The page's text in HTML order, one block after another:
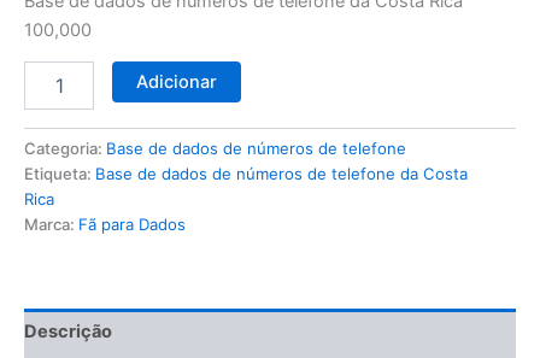
100,000
Adicionar
Categoria: Base de dados de números de telefone
Etiqueta: Base de dados de números de telefone da Costa
Rica
Marca: Fã para Dados
Descrição